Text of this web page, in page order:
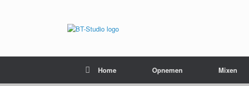
Home Opnemen Mixen